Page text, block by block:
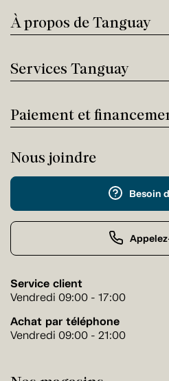
À propos de Tanguay
Services Tanguay
Paiement et
Nous joindre
Besoin
Service client
Vendredi 09:00 - 17:00
Achat par téléphone
Vendredi 09:00 - 21:00